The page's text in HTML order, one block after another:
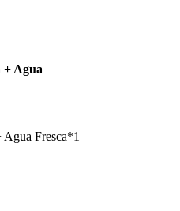
+ Agua
Fresca*1